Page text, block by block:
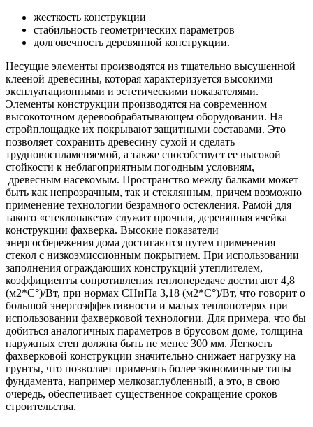
жесткость конструкции
стабильность геометрических параметров
долговечность деревянной конструкции.
Несущие элементы производятся из тщательно высушенной
клееной древесины, которая характеризуется высокими
эксплуатационными и эстетическими показателями.
Элементы конструкции производятся на современном
высокоточном деревообрабатывающем оборудовании. На
стройплощадке их покрывают защитными составами. Это
позволяет сохранить древесину сухой и сделать
трудновоспламеняемой, а также способствует ее высокой
стойкости к неблагоприятным погодным условиям,
древесным насекомым. Пространство между балками может
быть как непрозрачным, так и стеклянным, причем возможно
применение технологии безрамного остекления. Рамой для
такого «стеклопакета» служит прочная, деревянная ячейка
конструкции фахверка. Высокие показатели
энергосбережения дома достигаются путем применения
стекол с низкоэмиссионным покрытием. При использовании
заполнения ограждающих конструкций утеплителем,
коэффициенты сопротивления теплопередаче достигают 4,8
(м2*С°)/Вт, при нормах СНиПа 3,18 (м2*С°)/Вт, что говорит о
большой энергоэффективности и малых теплопотерях при
использовании фахверковой технологии. Для примера, что бы
добиться аналогичных параметров в брусовом доме, толщина
наружных стен должна быть не менее 300 мм. Легкость
фахверковой конструкции значительно снижает нагрузку на
грунты, что позволяет применять более экономичные типы
фундамента, например мелкозаглубленный, а это, в свою
очередь, обеспечивает существенное сокращение сроков
строительства.